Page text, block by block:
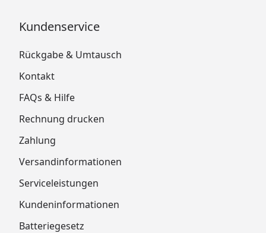
Kundenservice
Rückgabe & Umtausch
Kontakt
FAQs & Hilfe
Rechnung drucken
Zahlung
Versandinformationen
Serviceleistungen
Kundeninformationen
Batteriegesetz